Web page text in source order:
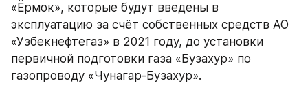
«Ёрмок», которые будут введены в
эксплуатацию за счёт собственных средств АО
«Узбекнефтегаз» в 2021 году, до установки
первичной подготовки газа «Бузахур» по
газопроводу «Чунагар-Бузахур».